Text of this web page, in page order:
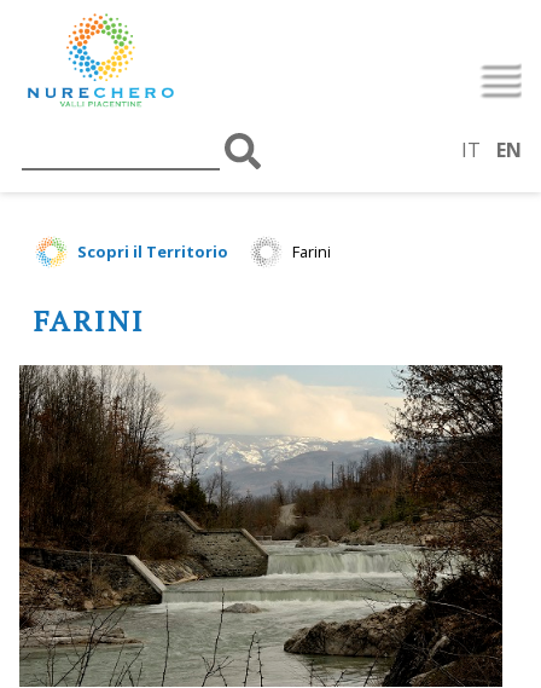
IT EN
Scopri il Territorio Farini
FARINI